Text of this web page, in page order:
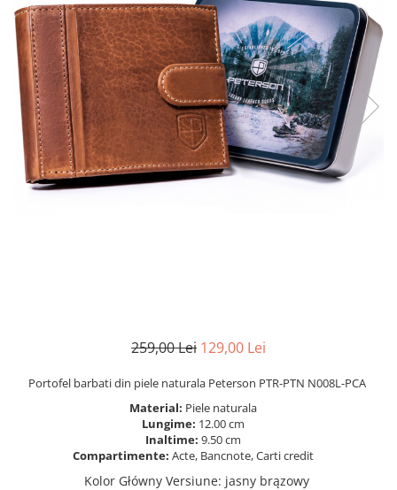
259,00 Lei 129,00 Lei
Portofel barbati din piele naturala Peterson PTR-PTN N008L-PCA
Material: Piele naturala
Lungime: 12.00 cm
Inaltime: 9.50 cm
Compartimente: Acte, Bancnote, Carti credit
Kolor Główny Versiune: jasny brązowy